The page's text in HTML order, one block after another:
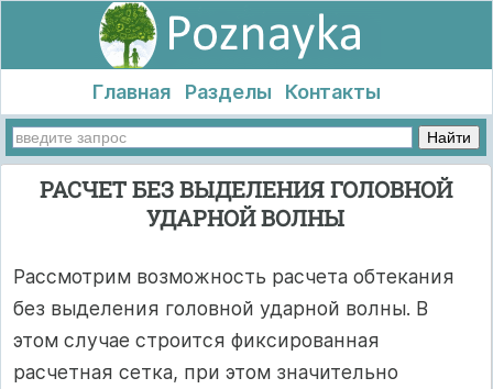
Главная Разделы Контакты
РАСЧЕТ БЕЗ ВЫДЕЛЕНИЯ ГОЛОВНОЙ
УДАРНОЙ ВОЛНЫ
Рассмотрим возможность расчета обтекания
без выделения головной ударной волны. В
этом случае строится фиксированная
расчетная сетка, при этом значительно